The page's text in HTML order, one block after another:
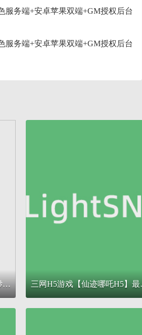
大话回合手游【最新引擎之缥缈西游修复版本】最新整理Linux手工服务端+安卓苹果双端+管理后台+详细搭建教程+视频教程 三网H5游戏【